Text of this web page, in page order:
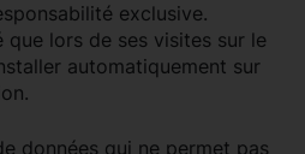
exclusive.
lors de ses visites sur le
automatiquement sur
données qui ne permet pas